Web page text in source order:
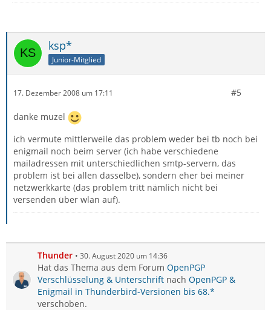
ksp*
Junior-Mitglied
17. Dezember 2008 um 17:11 #5
danke muzel
ich vermute mittlerweile das problem weder bei tb noch bei
enigmail noch beim server (ich habe verschiedene
mailadressen mit unterschiedlichen smtp-servern, das
problem ist bei allen dasselbe), sondern eher bei meiner
netzwerkkarte (das problem tritt nämlich nicht bei
versenden über wlan auf).
Thunder 30. August 2020 um 14:36
Hat das Thema aus dem Forum OpenPGP
Verschlüsselung & Unterschrift nach OpenPGP &
Enigmail in Thunderbird-Versionen bis 68.*
verschoben.